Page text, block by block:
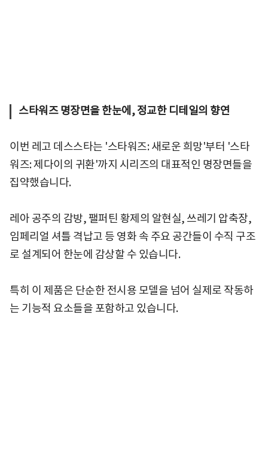
스타워즈 명장면을 한눈에, 정교한 디테일의 향연
이번 레고 데스스타는 '스타워즈: 새로운 희망'부터 '스타
워즈: 제다이의 귀환'까지 시리즈의 대표적인 명장면들을
집약했습니다.
레아 공주의 감방, 팰퍼틴 황제의 알현실, 쓰레기 압축장,
임페리얼 셔틀 격납고 등 영화 속 주요 공간들이 수직 구조
로 설계되어 한눈에 감상할 수 있습니다.
특히 이 제품은 단순한 전시용 모델을 넘어 실제로 작동하
는 기능적 요소들을 포함하고 있습니다.